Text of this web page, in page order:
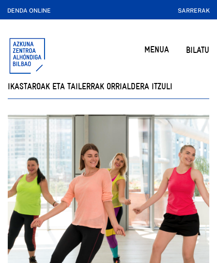
DENDA ONLINE SARRERAK
MENUA BILATU
IKASTAROAK ETA TAILERRAK ORRIALDERA ITZULI